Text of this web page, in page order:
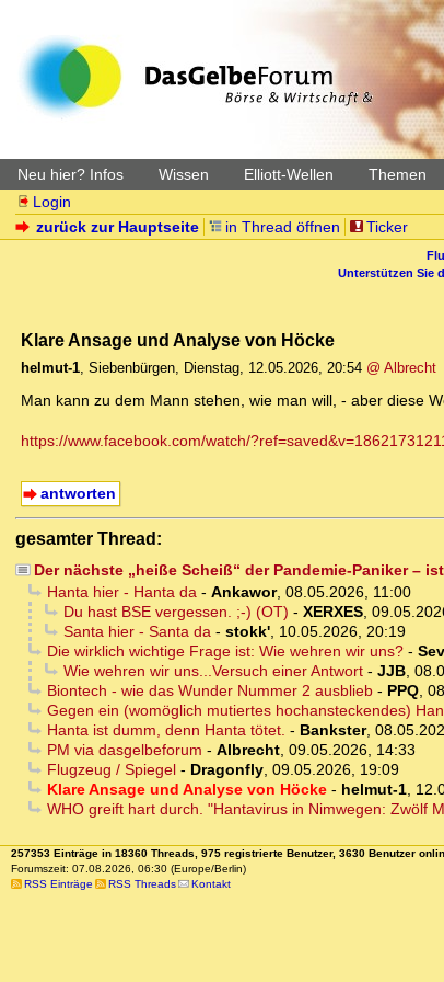
Neu hier? Infos Wissen Elliott-Wellen Themen
Login
zurück zur Hauptseite
in Thread öffnen Ticker
Unterstützen Sie
Klare Ansage und Analyse von Höcke
helmut-1, Siebenbürgen, Dienstag, 12.05.2026, 20:54 @ Albrecht
Man kann zu dem Mann stehen, wie man will, - aber diese
https://www.facebook.com/watch/
antworten
gesamter Thread:
Der nächste „heiße Scheiß“ der Pandemie-Paniker –
Hanta hier - Hanta da- Ankawor, 08.05.2026, 11:00
Du hast BSE vergessen. ;-) (OT) - XERXES,
Santa hier - Santa da- stokk', 10.05.2026, 20:19
Die wirklich wichtige Frage ist: Wie wehren wir uns?-
Wie wehren wir uns...Versuch einer Antwort- JJB,
Biontech - wie das Wunder Nummer 2 ausblieb- PPQ,
Gegen ein (womöglich mutiertes hochansteckendes)
Hanta ist dumm, denn Hanta tötet. - Bankster,
PM via dasgelbeforum - Albrecht, 09.05.2026, 14:33
Flugzeug / Spiegel- Dragonfly, 09.05.2026, 19:09
Klare Ansage und Analyse von Höcke- helmut-1,
WHO greift hart durch. "Hantavirus in Nimwegen: Zwölf
257353 Einträge in 18360 Threads, 975 registrierte Benutzer, 3630 Benutzer
Forumszeit: 07.08.2026, 06:30 (Europe/Berlin)
RSS Einträge
RSS Threads Kontakt